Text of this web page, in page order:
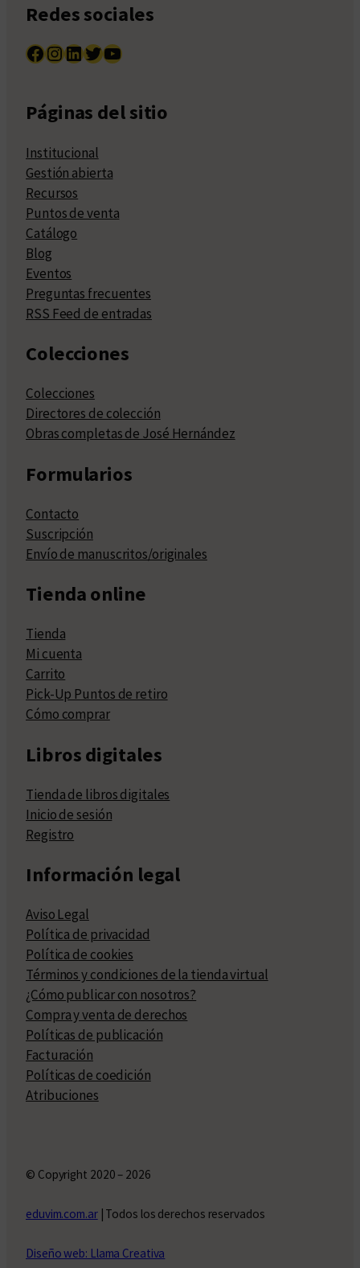
Redes sociales
Facebook InstagramLinkedIn Twitter YouTube
Páginas del sitio
Institucional
Gestión abierta
Recursos
Puntos de venta
Catálogo
Blog
Eventos
Preguntas frecuentes
RSS Feed de entradas
Colecciones
Colecciones
Directores de colección
Obras completas de José Hernández
Formularios
Contacto
Suscripción
Envío de manuscritos/originales
Tienda online
Tienda
Mi cuenta
Carrito
Pick-Up Puntos de retiro
Cómo comprar
Libros digitales
Tienda de libros digitales
Inicio de sesión
Registro
Información legal
Aviso Legal
Política de privacidad
Política de cookies
Términos y condiciones de la tienda virtual
¿Cómo publicar con nosotros?
Compra y venta de derechos
Políticas de publicación
Facturación
Políticas de coedición
Atribuciones
© Copyright 2020 – 2026
eduvim.com.ar| Todos los derechos reservados
Diseño web: Llama Creativa